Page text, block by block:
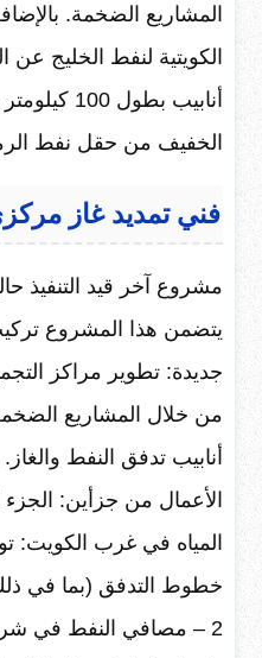
المشاريع الضخمة.
الكويتية لنفط الخليج
أنابيب
الخفيف من حقل نفط
فني تمديد غاز
مشروع آخر قيد التنفيذ
يتضمن هذا المشروع
جديدة: تطوير مراكز
من خلال المشاريع
أنابيب تدفق النفط
الأعمال من جزأين: الجزء
المياه في غرب الكويت:
خطوط التدفق (بما في ذلك
2 – مصافي النفط في